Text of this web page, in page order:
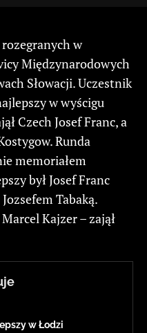
w
Międzynarodowych
Słowacji. Uczestnik
w wyścigu
Czech Josef Franc, a
Runda
memoriałem
był Josef Franc
Tabaką.
Kajzer – zajął
w Łodzi